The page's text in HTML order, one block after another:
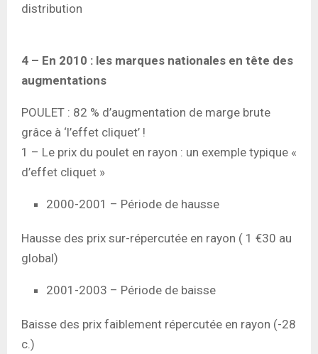
distribution
4 – En 2010 : les marques nationales en tête des
augmentations
POULET : 82 % d’augmentation de marge brute
grâce à ‘l’effet cliquet’ !
1 – Le prix du poulet en rayon : un exemple typique «
d’effet cliquet »
2000-2001 – Période de hausse
Hausse des prix sur-répercutée en rayon ( 1 €30 au
global)
2001-2003 – Période de baisse
Baisse des prix faiblement répercutée en rayon (-28
c.)